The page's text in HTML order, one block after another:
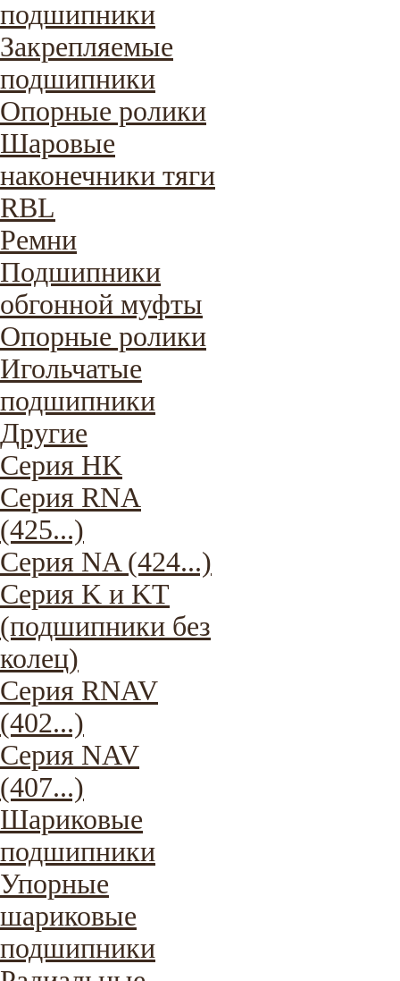
подшипники
Закрепляемые
подшипники
Опорные ролики
Шаровые
наконечники тяги
RBL
Ремни
Подшипники
обгонной муфты
Опорные ролики
Игольчатые
подшипники
Другие
Серия HK
Серия RNA
(425...)
Серия NA (424...)
Серия K и KT
(подшипники без
колец)
Серия RNAV
(402...)
Серия NAV
(407...)
Шариковые
подшипники
Упорные
шариковые
подшипники